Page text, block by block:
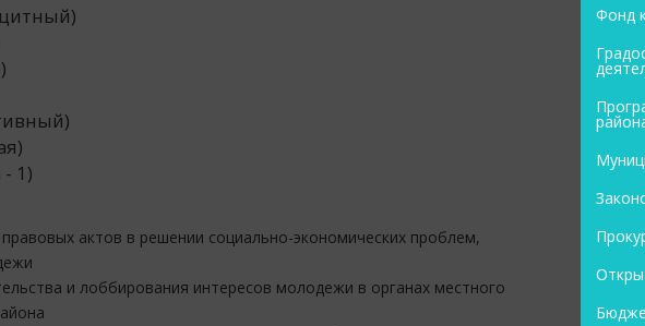
1)
актов в решении социально-экономических проблем,
а и лоббирования интересов молодежи в органах местного
Фонд